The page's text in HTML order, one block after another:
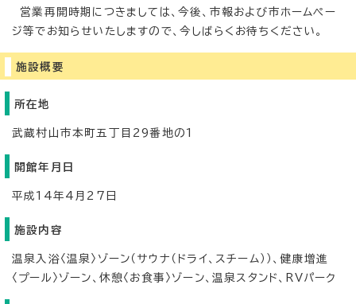
営業再開時期につきましては、今後、市報および市ホームペー
ジ等でお知らせいたしますので、今しばらくお待ちください。
施設概要
所在地
武蔵村山市本町五丁目29番地の1
開館年月日
平成14年4月27日
施設内容
温泉入浴〈温泉〉ゾーン（サウナ（ドライ、スチーム））、健康増進
〈プール〉ゾーン、休憩〈お食事〉ゾーン、温泉スタンド、RVパーク